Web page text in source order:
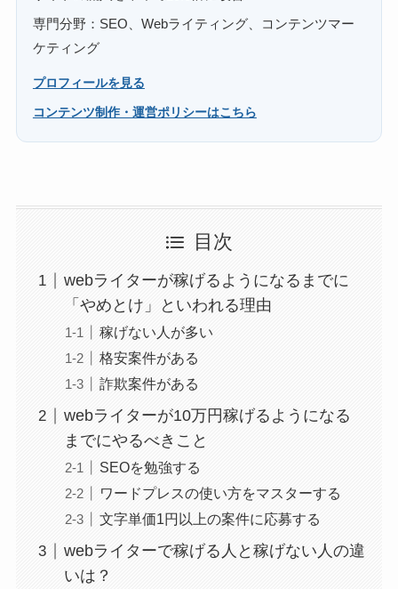
専門分野：SEO、Webライティング、コンテンツマー
ケティング
プロフィールを見る
コンテンツ制作・運営ポリシーはこちら
目次
webライターが稼げるようになるまでに
「やめとけ」といわれる理由
稼げない人が多い
格安案件がある
詐欺案件がある
webライターが10万円稼げるようになる
までにやるべきこと
SEOを勉強する
ワードプレスの使い方をマスターする
文字単価1円以上の案件に応募する
webライターで稼げる人と稼げない人の違
いは？